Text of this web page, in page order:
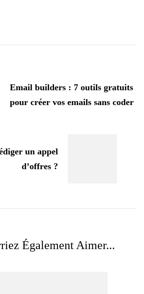
Email builders : 7 outils gratuits
pour créer vos emails sans coder
un appel
d’offres ?
Également Aimer...